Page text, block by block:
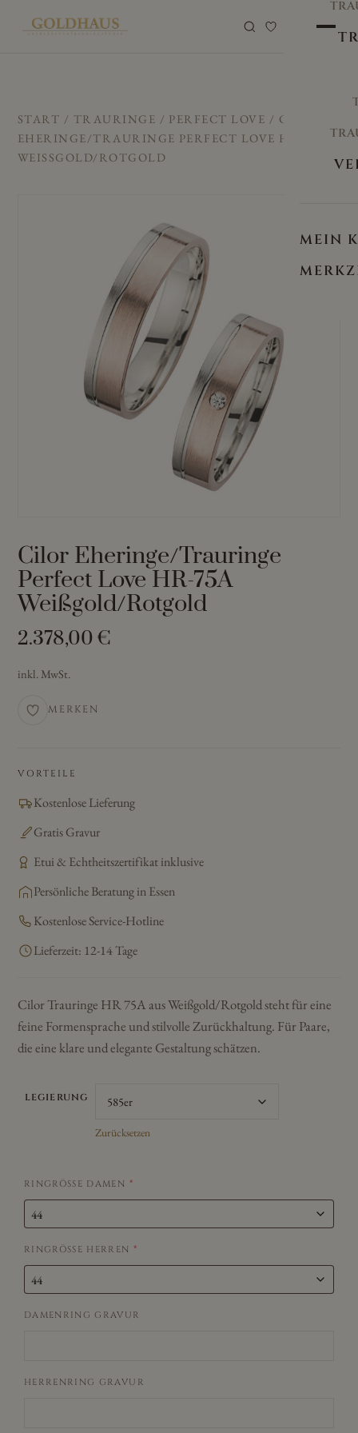
MEIN
START / TRAURINGE / PERFECT LOVE / CILOR
EHERINGE/TRAURINGE PERFECT LOVE HR-75A
WEISSGOLD/ROTGOLD
Cilor Eheringe/Trauringe
Perfect Love HR-75A
Weißgold/Rotgold
2.378,00 €
inkl. MwSt.
MERKEN
VORTEILE
Kostenlose Lieferung
Gratis Gravur
Etui & Echtheitszertifikat inklusive
Persönliche Beratung in Essen
Kostenlose Service-Hotline
Lieferzeit: 12-14 Tage
Cilor Trauringe HR 75A aus Weißgold/Rotgold steht für eine
feine Formensprache und stilvolle Zurückhaltung. Für Paare,
die eine klare und elegante Gestaltung schätzen.
LEGIERUNG
Zurücksetzen
RINGRÖSSE DAMEN *
RINGRÖSSE HERREN *
DAMENRING GRAVUR
HERRENRING GRAVUR